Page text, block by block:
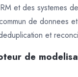
et des systemes
de donnees
et
de